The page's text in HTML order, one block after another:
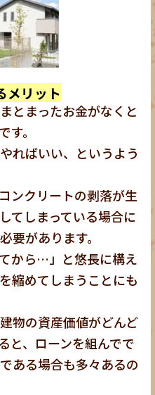
メリット
とまったお金がなくと
。
ればいい、というよう
ンクリートの剥落が生
てしまっている場合に
要があります。
から…」と悠長に構え
縮めてしまうことにも
物の資産価値がどんど
と、ローンを組んでで
ある場合も多々あるの